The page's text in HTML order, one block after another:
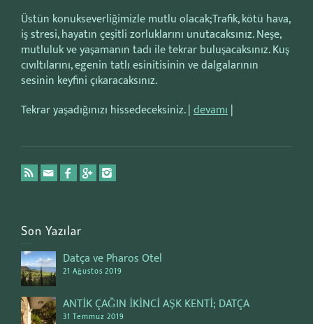
Üstün konukseverliğimizle mutlu olacak;Trafik, kötü hava,
iş stresi, hayatın çeşitli zorluklarını unutacaksınız. Neşe,
mutluluk ve yaşamanın tadı ile tekrar buluşacaksınız. Kuş
cıvıltılarını, egenin tatlı esinitisinin ve dalgalarının
sesinin keyfini çıkaracaksınız.
Tekrar yaşadığınızı hissedeceksiniz. |devamı|
Son Yazılar
Datça ve Pharos Otel
21 Ağustos 2019
ANTİK ÇAĞIN İKİNCİ AŞK KENTİ; DATÇA
31 Temmuz 2019